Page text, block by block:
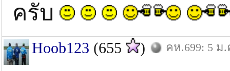
ครับ
Hoob123 (655 ) คห.699: 5 ม.